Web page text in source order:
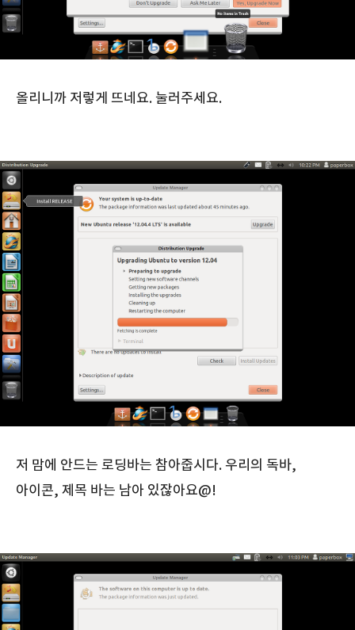
올리니까 저렇게 뜨네요. 눌러주세요.
저 맘에 안드는 로딩바는 참아줍시다. 우리의 독바,
아이콘, 제목 바는 남아 있잖아요@!